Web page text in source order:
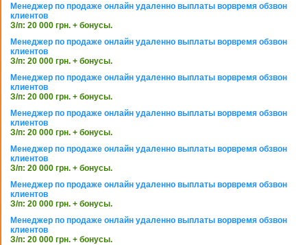
Менеджер по продаже онлайн удаленно выплаты ворвремя обзвон
клиентов
З/п: 20 000 грн. + бонусы.
Менеджер по продаже онлайн удаленно выплаты ворвремя обзвон
клиентов
З/п: 20 000 грн. + бонусы.
Менеджер по продаже онлайн удаленно выплаты ворвремя обзвон
клиентов
З/п: 20 000 грн. + бонусы.
Менеджер по продаже онлайн удаленно выплаты ворвремя обзвон
клиентов
З/п: 20 000 грн. + бонусы.
Менеджер по продаже онлайн удаленно выплаты ворвремя обзвон
клиентов
З/п: 20 000 грн. + бонусы.
Менеджер по продаже онлайн удаленно выплаты ворвремя обзвон
клиентов
З/п: 20 000 грн. + бонусы.
Менеджер по продаже онлайн удаленно выплаты ворвремя обзвон
клиентов
З/п: 20 000 грн. + бонусы.